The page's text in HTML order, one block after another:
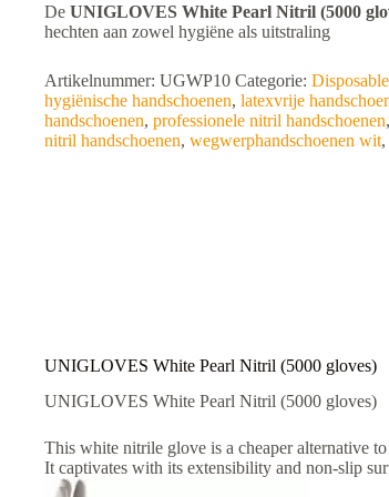
De UNIGLOVES White Pearl Nitril (5000
hechten aan zowel hygiëne als uitstraling
Artikelnummer: UGWP10 Categorie:
hygiënische handschoenen, latexvrije
handschoenen, professionele nitril handschoenen,
nitril handschoenen, wegwerphandschoenen wit,
UNIGLOVES White Pearl Nitril (5000 gloves)
UNIGLOVES White Pearl Nitril (5000 gloves)
This white nitrile glove is a cheaper alternative
It captivates with its extensibility and non-slip